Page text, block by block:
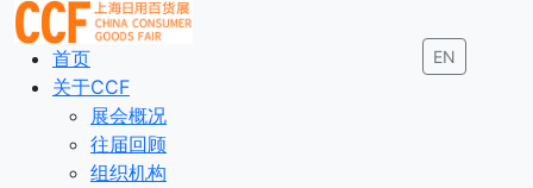
EN
首页
关于CCF
展会概况
往届回顾
组织机构